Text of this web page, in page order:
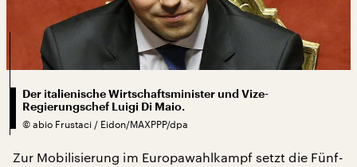
Der italienische Wirtschaftsminister und Vize-
Regierungschef Luigi Di Maio.
© abio Frustaci / Eidon/MAXPPP/dpa
Zur Mobilisierung im Europawahlkampf setzt die Fünf-